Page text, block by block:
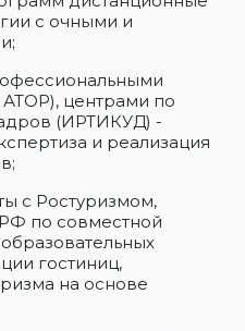
с очными и
центрами по
(ИРТИКУД) -
и реализация
с Ростуризмом,
по совместной
гостиниц,
на основе